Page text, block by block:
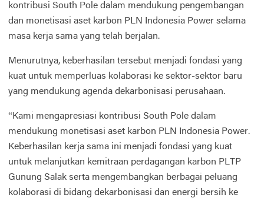
kontribusi South Pole dalam mendukung pengembangan
dan monetisasi aset karbon PLN Indonesia Power selama
masa kerja sama yang telah berjalan.
Menurutnya, keberhasilan tersebut menjadi fondasi yang
kuat untuk memperluas kolaborasi ke sektor-sektor baru
yang mendukung agenda dekarbonisasi perusahaan.
“Kami mengapresiasi kontribusi South Pole dalam
mendukung monetisasi aset karbon PLN Indonesia Power.
Keberhasilan kerja sama ini menjadi fondasi yang kuat
untuk melanjutkan kemitraan perdagangan karbon PLTP
Gunung Salak serta mengembangkan berbagai peluang
kolaborasi di bidang dekarbonisasi dan energi bersih ke